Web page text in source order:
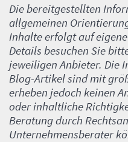
Die bereitgestellten
allgemeinen
Inhalte erfolgt auf
Details besuchen Sie
jeweiligen Anbieter. Die
Blog-Artikel sind mit
erheben jedoch keinen
oder inhaltliche
Beratung durch
Unternehmensberater